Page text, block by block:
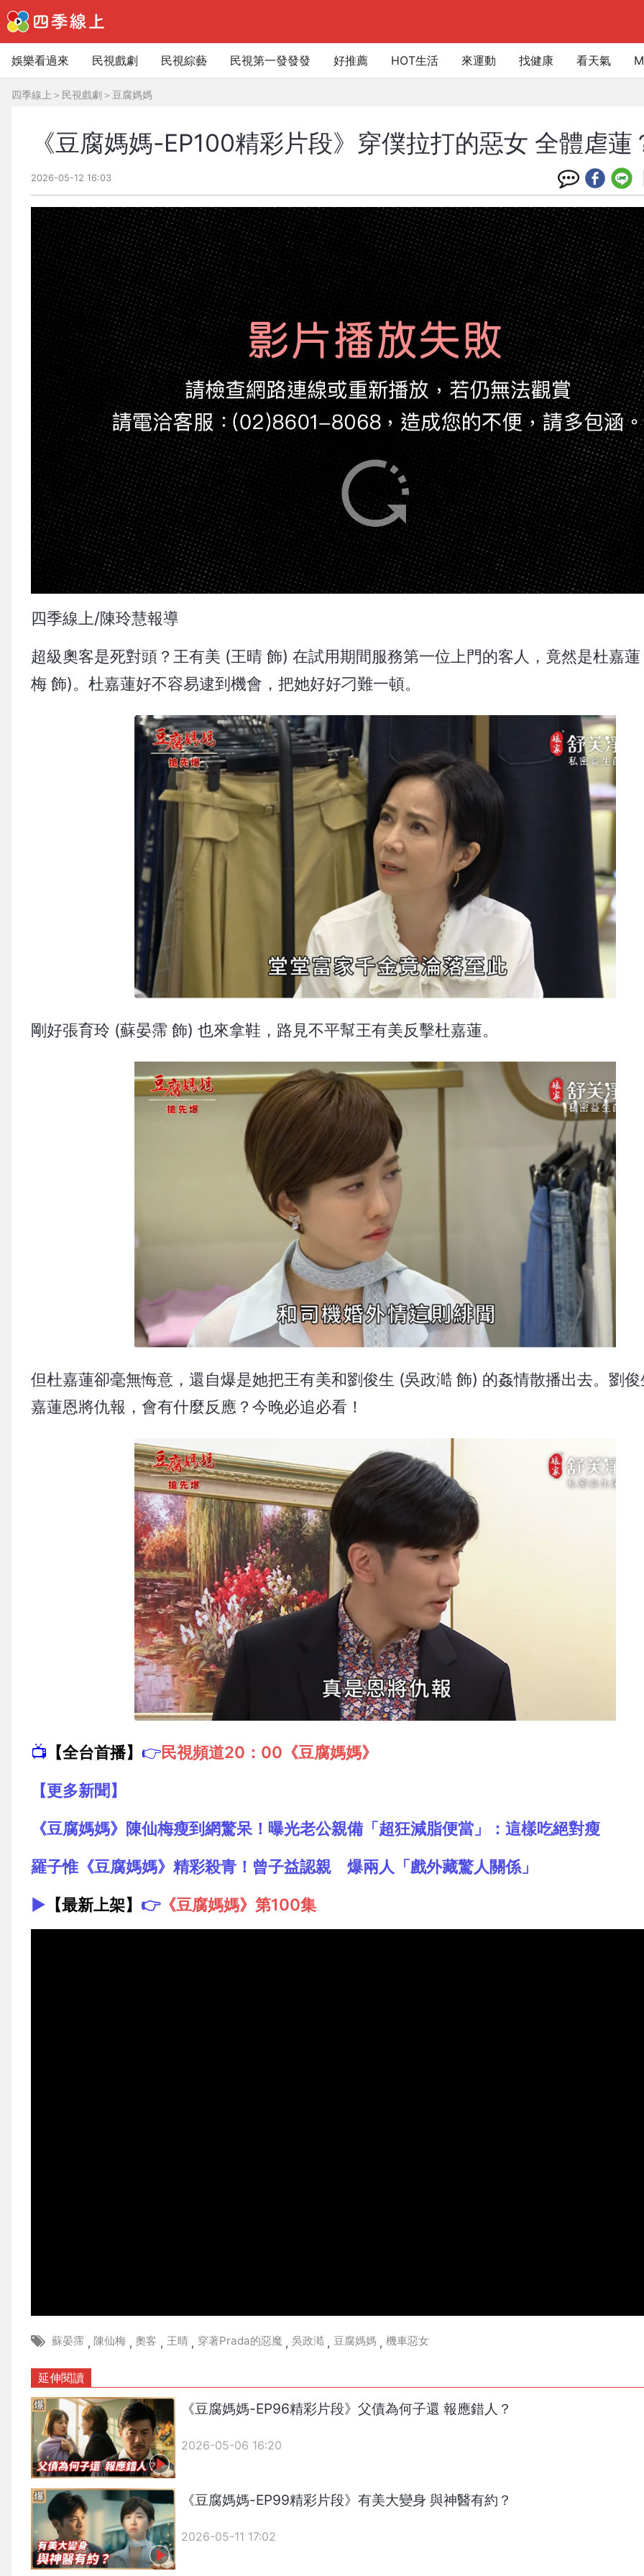
娛樂看過來 民視戲劇 民視綜藝 民視第一發發發 好推薦 HOT生活 來運動 找健康 看天氣
四季線上 ＞ 民視戲劇 ＞ 豆腐媽媽
《豆腐媽媽-EP100精彩片段》穿僕拉打的惡女 全體虐蓮
2026-05-12 16:03
四季線上/陳玲慧報導
超級奧客是死對頭？王有美 (王晴 飾) 在試用期間服務第一位上門的客人，竟然是杜嘉
梅 飾)。杜嘉蓮好不容易逮到機會，把她好好刁難一頓。
剛好張育玲 (蘇晏霈 飾) 也來拿鞋，路見不平幫王有美反擊杜嘉蓮。
但杜嘉蓮卻毫無悔意，還自爆是她把王有美和劉俊生 (吳政澔 飾) 的姦情散播出去。劉
嘉蓮恩將仇報，會有什麼反應？今晚必追必看！
📺 【全台首播】 👉民視頻道20：00《豆腐媽媽》
【更多新聞】
《豆腐媽媽》陳仙梅瘦到網驚呆！曝光老公親備「超狂減脂便當」：這樣吃絕對瘦
羅子惟《豆腐媽媽》精彩殺青！曾子益認親 爆兩人「戲外藏驚人關係」
▶️ 【最新上架】 👉《豆腐媽媽》第100集
蘇晏霈 , 陳仙梅 , 奧客 , 王晴 , 穿著Prada的惡魔 , 吳政澔 , 豆腐媽媽 , 機車惡女
延伸閱讀
《豆腐媽媽-EP96精彩片段》父債為何子還 報應錯人？
2026-05-06 16:20
《豆腐媽媽-EP99精彩片段》有美大變身 與神醫有約？
2026-05-11 17:02